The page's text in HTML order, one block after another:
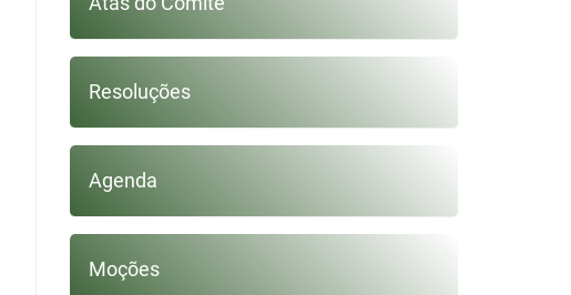
Resoluções
Agenda
Moções